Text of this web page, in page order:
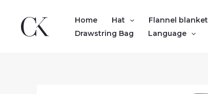
content
Home Hat Flannel blanket
Drawstring Bag
Language